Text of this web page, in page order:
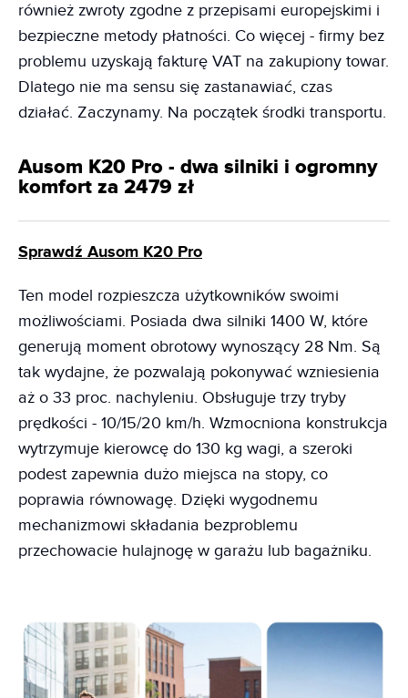
również zwroty zgodne z przepisami europejskimi i
bezpieczne metody płatności. Co więcej - firmy bez
problemu uzyskają fakturę VAT na zakupiony towar.
Dlatego nie ma sensu się zastanawiać, czas
działać. Zaczynamy. Na początek środki transportu.
Ausom K20 Pro - dwa silniki i ogromny
komfort za 2479 zł
Sprawdź Ausom K20 Pro
Ten model rozpieszcza użytkowników swoimi
możliwościami. Posiada dwa silniki 1400 W, które
generują moment obrotowy wynoszący 28 Nm. Są
tak wydajne, że pozwalają pokonywać wzniesienia
aż o 33 proc. nachyleniu. Obsługuje trzy tryby
prędkości - 10/15/20 km/h. Wzmocniona konstrukcja
wytrzymuje kierowcę do 130 kg wagi, a szeroki
podest zapewnia dużo miejsca na stopy, co
poprawia równowagę. Dzięki wygodnemu
mechanizmowi składania bezproblemu
przechowacie hulajnogę w garażu lub bagażniku.